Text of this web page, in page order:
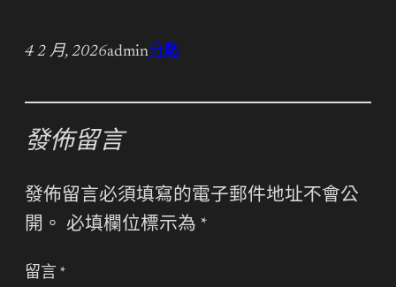
4 2 月, 2026admin分數
發佈留言
發佈留言必須填寫的電子郵件地址不會公
開。 必填欄位標示為 *
留言 *